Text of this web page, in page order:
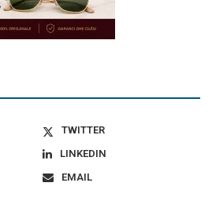
TWITTER
LINKEDIN
EMAIL